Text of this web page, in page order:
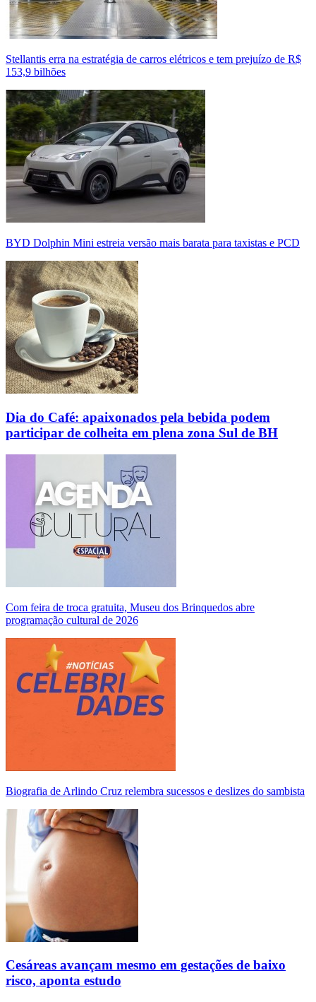
Stellantis erra na estratégia de carros elétricos e tem prejuízo de R$
153,9 bilhões
BYD Dolphin Mini estreia versão mais barata para taxistas e PCD
Dia do Café: apaixonados pela bebida podem
participar de colheita em plena zona Sul de BH
Com feira de troca gratuita, Museu dos Brinquedos abre
programação cultural de 2026
Biografia de Arlindo Cruz relembra sucessos e deslizes do sambista
Cesáreas avançam mesmo em gestações de baixo
risco, aponta estudo